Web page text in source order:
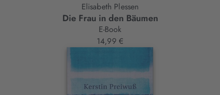
Elisabeth Plessen
Die Frau in den Bäumen
E-Book
14,99 €